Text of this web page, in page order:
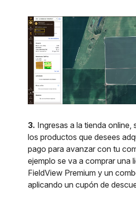
3. Ingresas a la tienda online,
los productos que desees
pago para avanzar con tu
ejemplo se va a comprar una
FieldView Premium y un
aplicando un cupón de